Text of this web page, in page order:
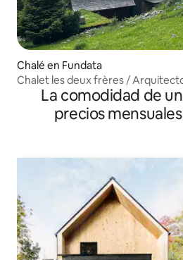
Chalé en Fundata
Chalet les deux frères /
La comodidad de
precios